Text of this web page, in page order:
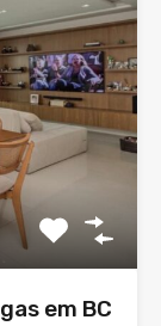
em BC